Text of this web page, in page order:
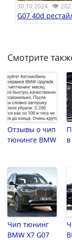
30.10.2024 👁 202
G07 40d
Смотрите
Отзывы о чип
тюнинге BMW
Чип тюнинг
BMW X7 G07